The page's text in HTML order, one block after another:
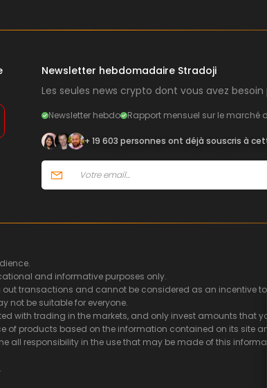
Newsletter hebdomadaire Stradoji
Les seules news crypto dont vous avez
Newsletter hebdo Rapport mensuel sur le marché
+ 19 603 personnes ont déjà souscris à
and informative purposes only.
transactions and cannot be considered as an incentive to
not be suitable for everyone.
with trading in the markets, and only invest amounts that
of products based on the information contained on its site
all responsibility in the use that may be made of this